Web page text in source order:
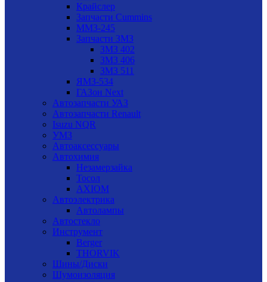
Крайслер
Запчасти Cummins
ММЗ-245
Запчасти ЗМЗ
ЗМЗ 402
ЗМЗ 406
ЗМЗ 511
ЯМЗ-534
ГАЗон Next
Автозапчасти УАЗ
Автозапчасти Renault
Isuzu NQR
УМЗ
Автоаксессуары
Автохимия
Незамерзайка
Тосол
AXIOM
Автоэлектрика
Автолампы
Автостекло
Инструмент
Berger
THORVIK
Шины/Диски
Шумоизоляция